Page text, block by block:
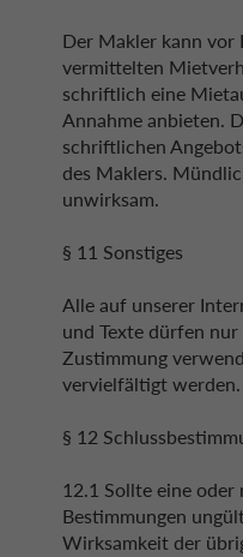
Der Makler kann vor
vermittelten
schriftlich eine
Annahme anbieten.
schriftlichen
des Maklers.
unwirksam.
§ 11 Sonstiges
Alle auf unserer
und Texte dürfen
Zustimmung
vervielfältigt werden.
§ 12
12.1 Sollte eine oder
Bestimmungen
Wirksamkeit der